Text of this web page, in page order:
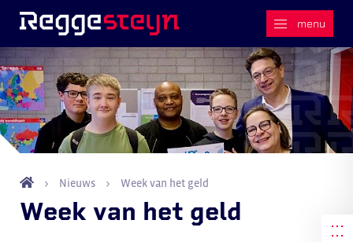
Nieuws Week van het geld
Week van het geld